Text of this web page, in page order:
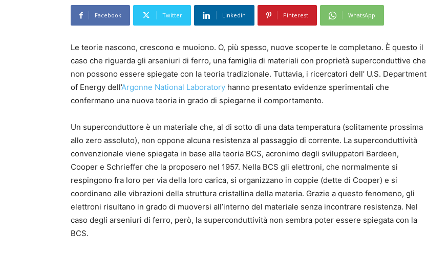
Facebook Twitter Linkedin Pinterest WhatsApp
Le teorie nascono, crescono e muoiono. O, più spesso, nuove scoperte le completano. È questo il
caso che riguarda gli arseniuri di ferro, una famiglia di materiali con proprietà superconduttive che
non possono essere spiegate con la teoria tradizionale. Tuttavia, i ricercatori dell’ U.S. Department
of Energy dell’Argonne National Laboratory hanno presentato evidenze sperimentali che
confermano una nuova teoria in grado di spiegarne il comportamento.
Un superconduttore è un materiale che, al di sotto di una data temperatura (solitamente prossima
allo zero assoluto), non oppone alcuna resistenza al passaggio di corrente. La superconduttività
convenzionale viene spiegata in base alla teoria BCS, acronimo degli sviluppatori Bardeen,
Cooper e Schrieffer che la proposero nel 1957. Nella BCS gli elettroni, che normalmente si
respingono fra loro per via della loro carica, si organizzano in coppie (dette di Cooper) e si
coordinano alle vibrazioni della struttura cristallina della materia. Grazie a questo fenomeno, gli
elettroni risultano in grado di muoversi all’interno del materiale senza incontrare resistenza. Nel
caso degli arseniuri di ferro, però, la superconduttività non sembra poter essere spiegata con la
BCS.